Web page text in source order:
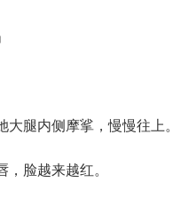
腿内侧摩挲，慢慢往上。
脸越来越红。